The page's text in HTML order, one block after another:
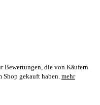
Bewertungen, die von Käufern
Shop gekauft haben. mehr